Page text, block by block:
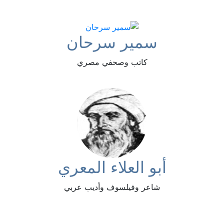
سمير سرحان
كاتب وصحفي مصري
أبو العلاء المعري
شاعر وفيلسوف وأديب عربي